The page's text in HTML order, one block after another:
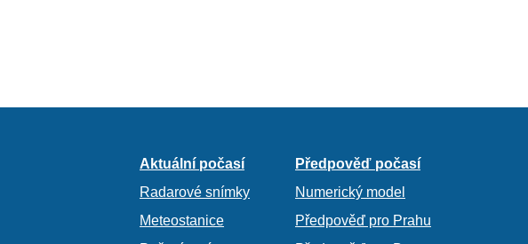
Aktuální počasí
Radarové snímky
Meteostanice
Předpověď počasí
Numerický model
Předpověď pro Prahu